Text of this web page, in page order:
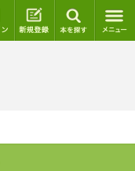
ログイン 新規登録